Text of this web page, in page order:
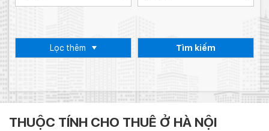
Lọc thêm Tìm kiếm
THUỘC TÍNH CHO THUÊ Ở HÀ NỘI